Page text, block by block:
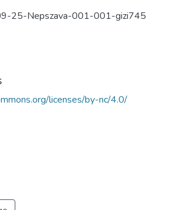
25-Nepszava-001-001-gizi745
licenses/by-nc/4.0/